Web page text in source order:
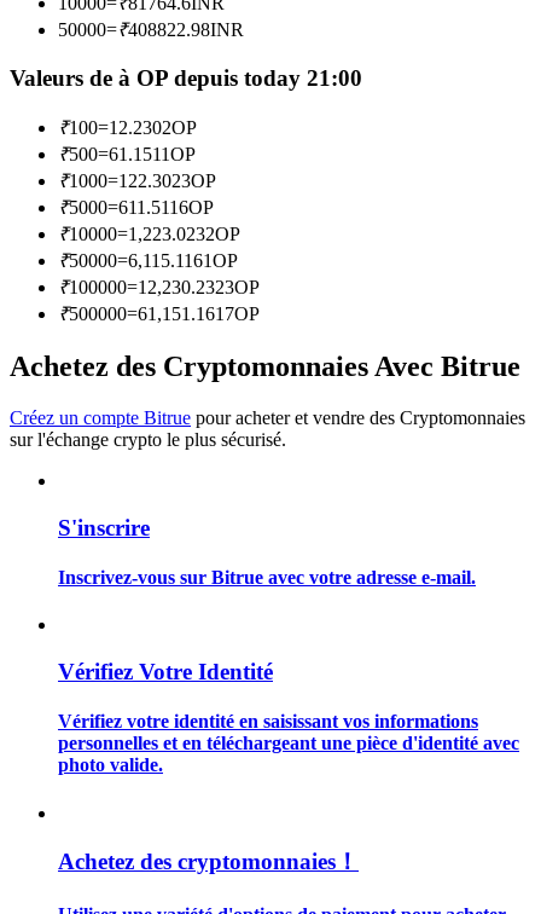
Information
Analyse de mégadonnées, y compris des informations
commerciales, etc.
50000=₹408822.98INR
Valeurs de à OP depuis today 21:00
₹100=12.2302OP
₹500=61.1511OP
₹1000=122.3023OP
₹5000=611.5116OP
₹10000=1,223.0232OP
₹50000=6,115.1161OP
₹100000=12,230.2323OP
₹500000=61,151.1617OP
Achetez des Cryptomonnaies Avec Bitrue
Créez un compte Bitrue pour acheter et vendre des Cryptomonnaies
sur l'échange crypto le plus sécurisé.
S'inscrire
Inscrivez-vous sur Bitrue avec votre adresse e-mail.
Vérifiez Votre Identité
Vérifiez votre identité en saisissant vos informations
personnelles et en téléchargeant une pièce d'identité avec
photo valide.
Achetez des cryptomonnaies！